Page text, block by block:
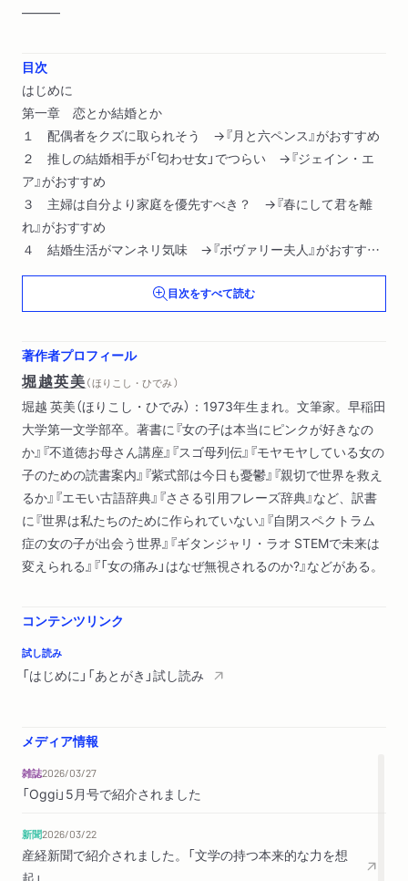
―――
目次
はじめに
第一章 恋とか結婚とか
１ 配偶者をクズに取られそう →『月と六ペンス』がおすすめ
２ 推しの結婚相手が「匂わせ女」でつらい →『ジェイン・エ
ア』がおすすめ
３ 主婦は自分より家庭を優先すべき？ →『春にして君を離
れ』がおすすめ
４ 結婚生活がマンネリ気味 →『ボヴァリー夫人』がおすすめ
５ 結婚に向かない人ばかり好きになる →『嵐が丘』がおすす
６ ロジカルすぎて生涯の伴侶に出会えない →『アンナ・カレ
第二章 仕事はつらいよ
７ 仕事にやりがいがない →『タタール人の砂漠』がおすすめ
８ フリーランスになったことを後悔 →『ロビンソン・クルー
ソー』がおすすめ
９ 職場の「マナー警察」に嫌われている →『風と共に去りぬ』
がおすすめ
１０ 仕事を休みたいが職場に迷惑をかけられない →『変身』
がおすすめ
１１ なんでもハラスメント扱いの現代にうんざり →『恥辱』
１２ 老親がネット動画の影響で差別発言する →『ドン・キホ
ーテ』がおすすめ
がおすすめ
第四章 子育てもしんどい
ン』がおすすめ
１６ お金をかけて育てた子どもがバカにしてくる →『ゴリオ
目次をすべて読む
著作者プロフィール
堀越英美（ ほりこし・ひでみ ）
堀越 英美（ほりこし・ひでみ）：1973年生まれ。文筆家。早稲田
大学第一文学部卒。著書に『女の子は本当にピンクが好きなの
か』『不道徳お母さん講座』『スゴ母列伝』『モヤモヤしている女の
子のための読書案内』『紫式部は今日も憂鬱』『親切で世界を救え
るか』『エモい古語辞典』『ささる引用フレーズ辞典』など、訳書
に『世界は私たちのために作られていない』『自閉スペクトラム
症の女の子が出会う世界』『ギタンジャリ・ラオ STEMで未来は
変えられる』『「女の痛み」はなぜ無視されるのか?』などがある。
コンテンツリンク
試し読み
「はじめに」「あとがき」試し読み
メディア情報
雑誌2026/03/27
「Oggi」5月号で紹介されました
新聞2026/03/22
産経新聞で紹介されました。「文学の持つ本来的な力を想
起」